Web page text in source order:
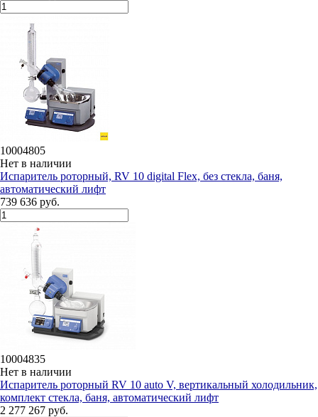
10004805
Нет в наличии
Испаритель роторный, RV 10 digital Flex, без стекла, баня,
автоматический лифт
739 636 руб.
10004835
Нет в наличии
Испаритель роторный RV 10 auto V, вертикальный холодильник,
комплект стекла, баня, автоматический лифт
2 277 267 руб.